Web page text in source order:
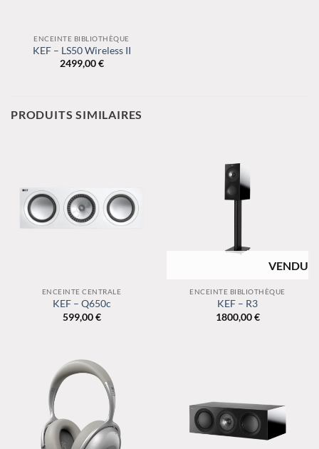
ENCEINTE BIBLIOTHÈQUE
KEF – LS50 Wireless II
2499,00€
PRODUITS SIMILAIRES
ENCEINTE CENTRALE
KEF – Q650c
599,00€
RUPTURE DE
ENCEINTE BIBLIOTHÈQUE
KEF – R3
1800,00€